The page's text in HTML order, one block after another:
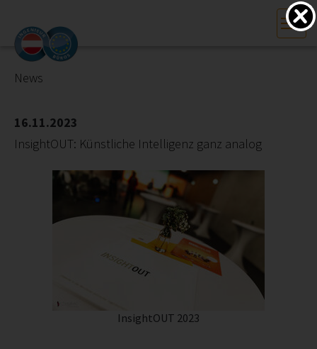
DAS INGENIEURBÜRO
INTERESSEN­VERTRETUNG
MITGLIEDER­VERZEICHNIS
SERVICE
News
16.11.2023
InsightOUT: Künstliche Intelligenz ganz analog
InsightOUT 2023